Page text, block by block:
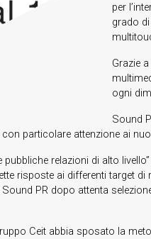
per
grado
Grazie
ogni
Sound
particolare attenzione ai
relazioni di alto
risposte ai differenti target
PR dopo attenta
Ceit abbia sposato la